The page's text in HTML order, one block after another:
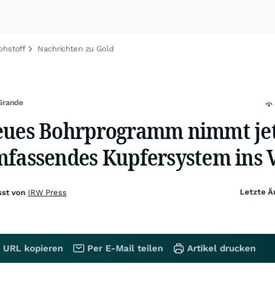
Nachrichten zu Gold
Bohrprogramm nimmt
Kupfersystem ins
von IRW Press Letzte
URL kopieren Per E-Mail teilen Artikel drucken